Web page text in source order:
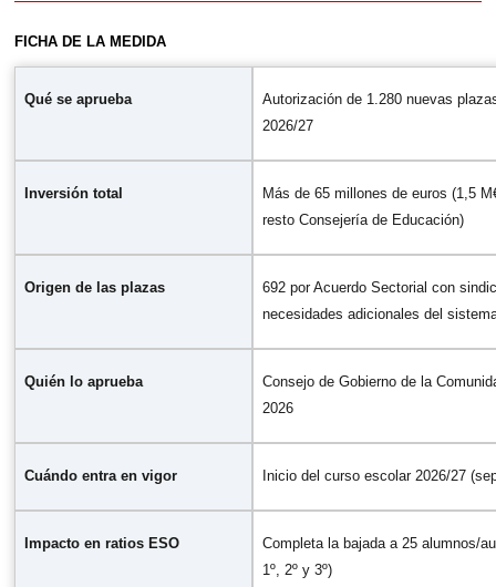
FICHA DE LA MEDIDA
Qué se aprueba
Autorización de 1.280 nuevas
2026/27
Inversión total
Más de 65 millones de euros (1,5
resto Consejería de Educación)
Origen de las plazas
692 por Acuerdo Sectorial con
necesidades adicionales del
Quién lo aprueba
Consejo de Gobierno de la
2026
Cuándo entra en vigor Inicio del curso escolar 2026/27
Impacto en ratios ESO
Completa la bajada a 25 alumnos/
1º, 2º y 3º)